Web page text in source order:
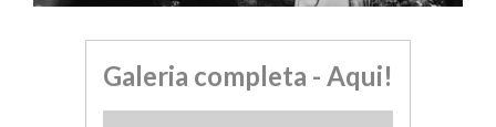
Galeria completa - Aqui!